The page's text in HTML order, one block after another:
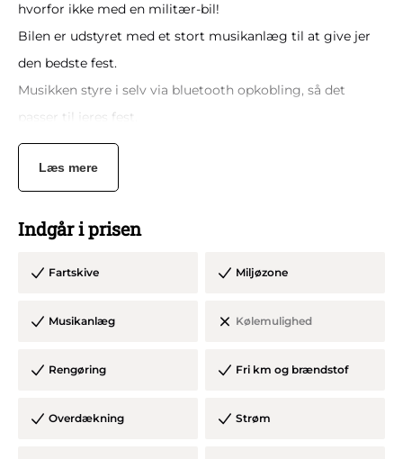
hvorfor ikke med en militær-bil!
Bilen er udstyret med et stort musikanlæg til at give jer
den bedste fest.
Musikken styre i selv via bluetooth opkobling, så det
passer til jeres fest.
Bilen er overdækket i tilfælde af dårligt vejr.
Her er siddepladser til alle når dansefødderne skal have en
bilen inden denne forlades til sidst.
Læs mere
Indgår i prisen
Fartskive Miljøzone
Musikanlæg Kølemulighed
Rengøring Fri km og brændstof
Overdækning Strøm